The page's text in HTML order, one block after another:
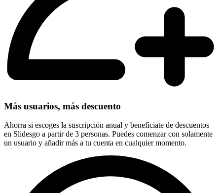
Más usuarios, más descuento
Ahorra si escoges la suscripción anual y benefíciate de descuentos
en Slidesgo a partir de 3 personas. Puedes comenzar con solamente
un usuario y añadir más a tu cuenta en cualquier momento.